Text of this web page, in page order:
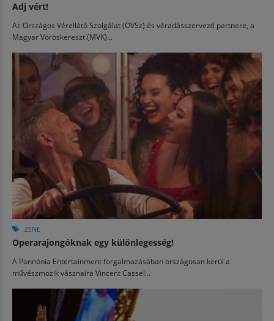
Adj vért!
Az Országos Vérellátó Szolgálat (OVSz) és véradásszervező partnere, a
Magyar Vöröskereszt (MVK)...
ZENE
Operarajongóknak egy különlegesség!
A Pannónia Entertainment forgalmazásában országosan kerül a
művészmozik vásznaira Vincent Cassel...